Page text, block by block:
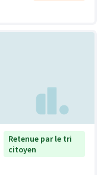
Retenue par le tri
citoyen